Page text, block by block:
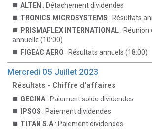
ALTEN : Détachement dividendes
TRONICS MICROSYSTEMS : Résultats
PRISMAFLEX INTERNATIONAL : Réunion
annuelle (10:00)
FIGEAC AERO : Résultats annuels (18:00)
Mercredi 05 Juillet 2023
Résultats - Chiffre d'affaires
GECINA : Paiement solde dividendes
IPSOS : Paiement dividendes
TITAN S.A : Paiement dividendes